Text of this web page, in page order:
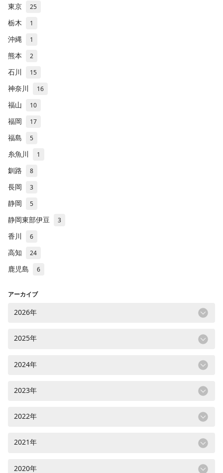
東京 25
栃木 1
沖縄 1
熊本 2
石川 15
神奈川 16
福山 10
福岡 17
福島 5
糸魚川 1
釧路 8
長岡 3
静岡 5
静岡東部伊豆 3
香川 6
高知 24
鹿児島 6
アーカイブ
2026年
2025年
2024年
2023年
2022年
2021年
2020年